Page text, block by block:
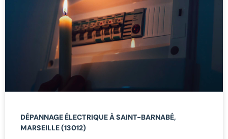
DÉPANNAGE ÉLECTRIQUE À SAINT-BARNABÉ,
MARSEILLE (13012)